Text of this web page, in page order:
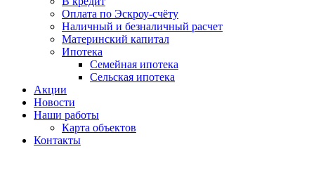
Оплата по Эскроу-счёту
Наличный и безналичный расчет
Материнский капитал
Ипотека
Семейная ипотека
Сельская ипотека
Акции
Новости
Наши работы
Карта объектов
Контакты